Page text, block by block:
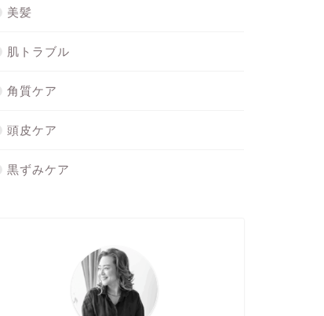
美髪
肌トラブル
角質ケア
頭皮ケア
黒ずみケア